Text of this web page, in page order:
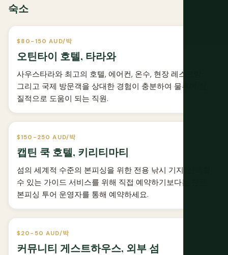
숙소
$80-150 AUD/박
오틴타이 호텔, 타라와
사우스타라와 최고의 호텔, 에어컨, 온수, 현장 레스토랑,
그리고 국제 방문객을 상대한 경험이 충분하여 물류에 실
질적으로 도움이 되는 직원.
$150-250 AUD/박
캡틴 쿡 호텔, 키리티마티
섬의 세계적 수준의 본피싱을 위한 전용 낚시 기지; 신뢰할
수 있는 가이드 서비스를 위해 직접 예약하기보다는 전문
본피싱 투어 운영자를 통해 예약하세요.
$20-50 AUD/박
커뮤니티 게스트하우스, 외부 섬